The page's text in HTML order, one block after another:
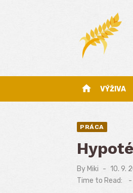
home VÝŽIVA
PRÁCA
By Miki
on
10. 9.
Time to Read:
-